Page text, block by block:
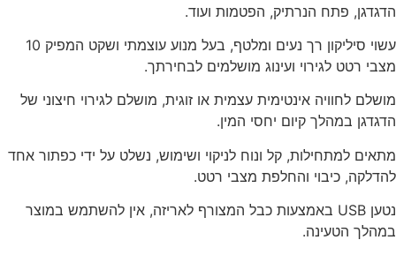
הדגדגן, פתח הנרתיק, הפטמות ועוד.
עשוי סיליקון רך נעים ומלטף, בעל מנוע עוצמתי ושקט המפיק 10
מצבי רטט לגירוי ועינוג מושלמים לבחירתך.
מושלם לחוויה אינטימית עצמית או זוגית, מושלם לגירוי חיצוני של
הדגדגן במהלך קיום יחסי המין.
מתאים למתחילות, קל ונוח לניקוי ושימוש, נשלט על ידי כפתור אחד
להדלקה, כיבוי והחלפת מצבי רטט.
נטען USB באמצעות כבל המצורף לאריזה, אין להשתמש במוצר
במהלך הטעינה.